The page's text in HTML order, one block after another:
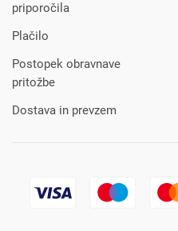
priporočila
Plačilo
Postopek obravnave
pritožbe
Dostava in prevzem